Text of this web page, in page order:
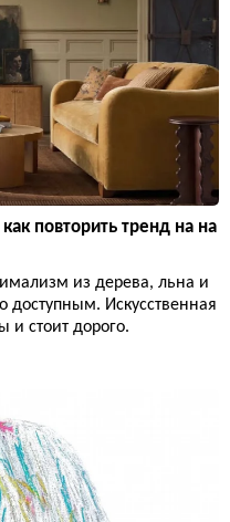
повторить тренд на на
из дерева, льна и
доступным. Искусственная
и стоит дорого.